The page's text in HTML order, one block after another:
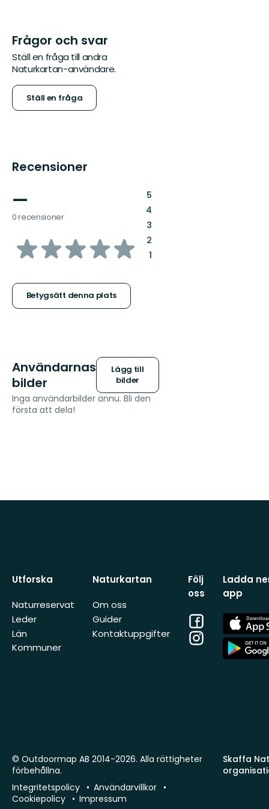
Frågor och svar
Ställ en fråga till andra
Naturkartan-användare.
Ställ en fråga
Recensioner
—
0 recensioner
av
stjärnor
Betygsätt denna plats
5:
4:
3:
2:
1:
Användarnas
bilder
Lägg till
bilder
Inga användarbilder ännu. Bli den
första att dela!
Utforska
Naturreservat
Leder
Län
Kommuner
Naturkartan
Om oss
Guider
Kontaktuppgifter
Följ
oss
Facebook
Instagram
Ladda
app
App
Store
App
Store
Skaffa
© Outdoormap AB 2014-2026. Alla rättigheter
förbehållna.
Integritetspolicy
Användarvillkor
Cookiepolicy
Impressum